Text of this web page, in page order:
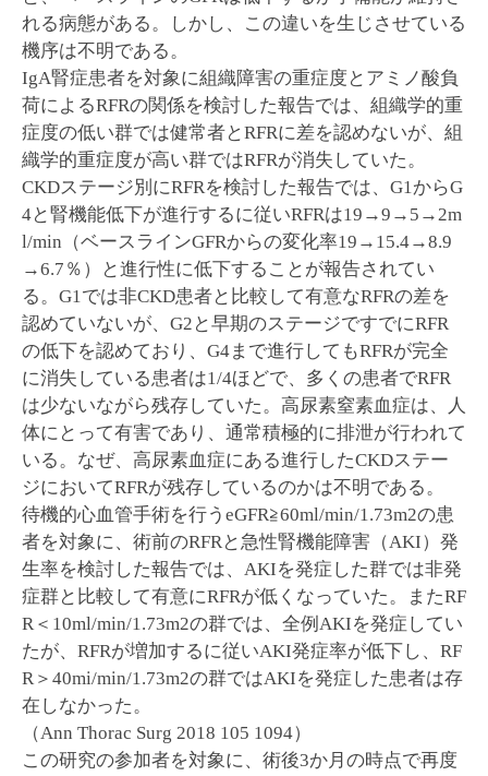
れる病態がある。しかし、この違いを生じさせている
機序は不明である。
IgA腎症患者を対象に組織障害の重症度とアミノ酸負
荷によるRFRの関係を検討した報告では、組織学的重
症度の低い群では健常者とRFRに差を認めないが、組
織学的重症度が高い群ではRFRが消失していた。
CKDステージ別にRFRを検討した報告では、G1からG
4と腎機能低下が進行するに従いRFRは19→9→5→2m
l/min（ベースラインGFRからの変化率19→15.4→8.9
→6.7％）と進行性に低下することが報告されてい
る。G1では非CKD患者と比較して有意なRFRの差を
認めていないが、G2と早期のステージですでにRFR
の低下を認めており、G4まで進行してもRFRが完全
に消失している患者は1/4ほどで、多くの患者でRFR
は少ないながら残存していた。高尿素窒素血症は、人
体にとって有害であり、通常積極的に排泄が行われて
いる。なぜ、高尿素血症にある進行したCKDステー
ジにおいてRFRが残存しているのかは不明である。
待機的心血管手術を行うeGFR≧60ml/min/1.73m2の患
者を対象に、術前のRFRと急性腎機能障害（AKI）発
生率を検討した報告では、AKIを発症した群では非発
症群と比較して有意にRFRが低くなっていた。またRF
R＜10ml/min/1.73m2の群では、全例AKIを発症してい
たが、RFRが増加するに従いAKI発症率が低下し、RF
R＞40mi/min/1.73m2の群ではAKIを発症した患者は存
在しなかった。
（Ann Thorac Surg 2018 105 1094）
この研究の参加者を対象に、術後3か月の時点で再度